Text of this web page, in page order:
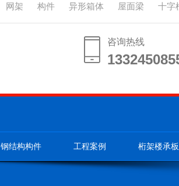
网架 构件 异形箱体 屋面梁 十字
咨询热线
钢结构构件 工程案例 桁架楼承板